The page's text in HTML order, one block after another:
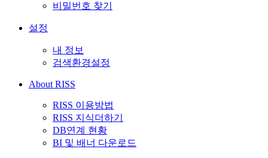
비밀번호 찾기
설정
내 정보
검색환경설정
About RISS
RISS 이용방법
RISS 지식더하기
DB연계 현황
BI 및 배너 다운로드